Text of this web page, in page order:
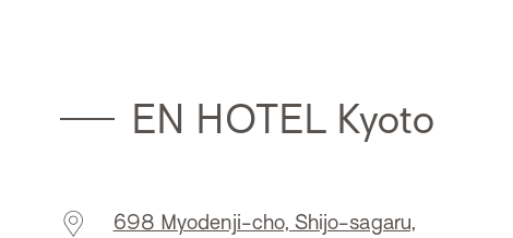
EN HOTEL Kyoto
698 Myodenji-cho, Shijo-sagaru,